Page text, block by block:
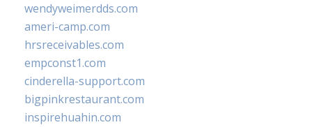
wendyweimerdds.com
ameri-camp.com
hrsreceivables.com
empconst1.com
cinderella-support.com
bigpinkrestaurant.com
inspirehuahin.com